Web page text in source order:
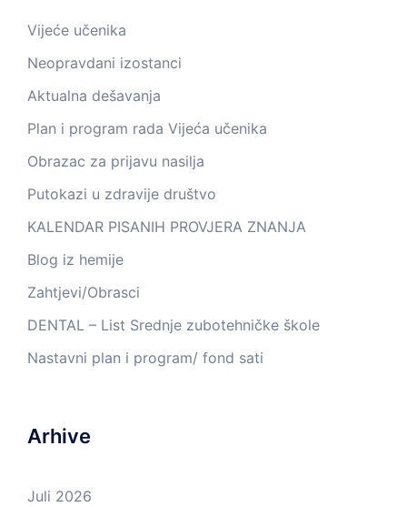
Vijeće učenika
Neopravdani izostanci
Aktualna dešavanja
Plan i program rada Vijeća učenika
Obrazac za prijavu nasilja
Putokazi u zdravije društvo
KALENDAR PISANIH PROVJERA ZNANJA
Blog iz hemije
Zahtjevi/Obrasci
DENTAL – List Srednje zubotehničke škole
Nastavni plan i program/ fond sati
Arhive
Juli 2026